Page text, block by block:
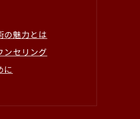
の魅力とは
ンセリング
に
間
コミュニケーション